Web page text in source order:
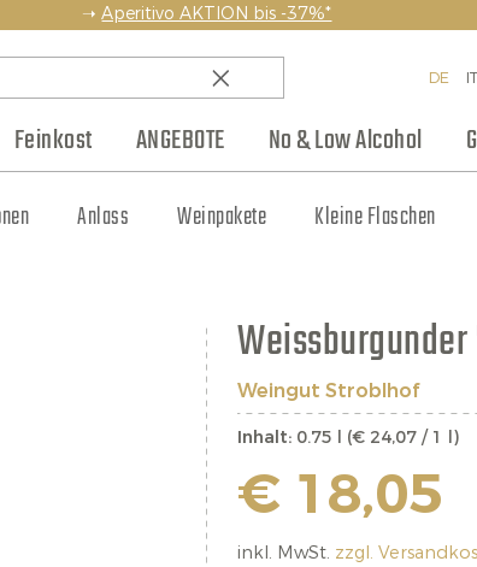
➝Aperitivo AKTION bis -37%*
DE IT
Feinkost ANGEBOTE No & Low Alcohol
Anlass Weinpakete Kleine Flaschen
& Pasta Aufstriche & Chutneys Eingelegtes
Weinhaus Club Blog Hersteller Jobs
Weingut Stroblhof
Inhalt: 0.75 l (€ 24,07 / 1 l)
€ 18,05
inkl. MwSt. zzgl.